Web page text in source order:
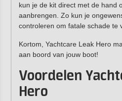
kun je de kit direct met de hand
aanbrengen. Zo kun je
controleren om fatale schade te
Kortom, Yachtcare Leak Hero
aan boord van jouw boot!
Voordelen
Hero